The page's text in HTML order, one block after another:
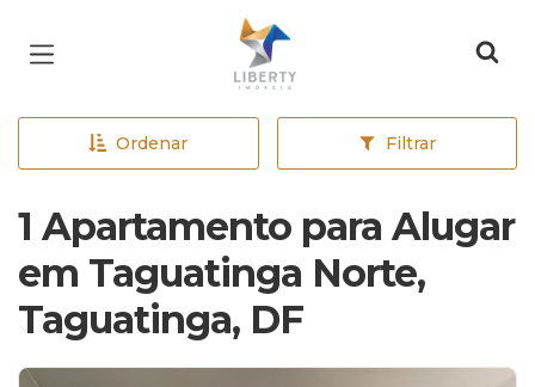
Página inicial
Ordenar Filtrar
1 Apartamento para Alugar
em Taguatinga Norte,
Taguatinga, DF